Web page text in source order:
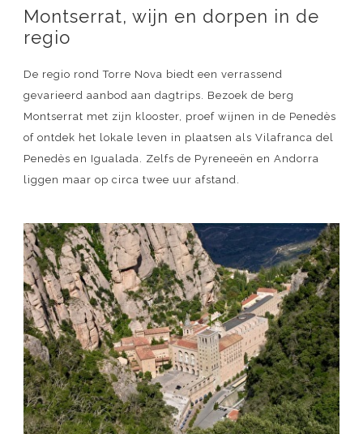
Montserrat, wijn en dorpen in de
regio
De regio rond Torre Nova biedt een verrassend
gevarieerd aanbod aan dagtrips. Bezoek de berg
Montserrat met zijn klooster, proef wijnen in de Penedès
of ontdek het lokale leven in plaatsen als Vilafranca del
Penedès en Igualada. Zelfs de Pyreneeën en Andorra
liggen maar op circa twee uur afstand.